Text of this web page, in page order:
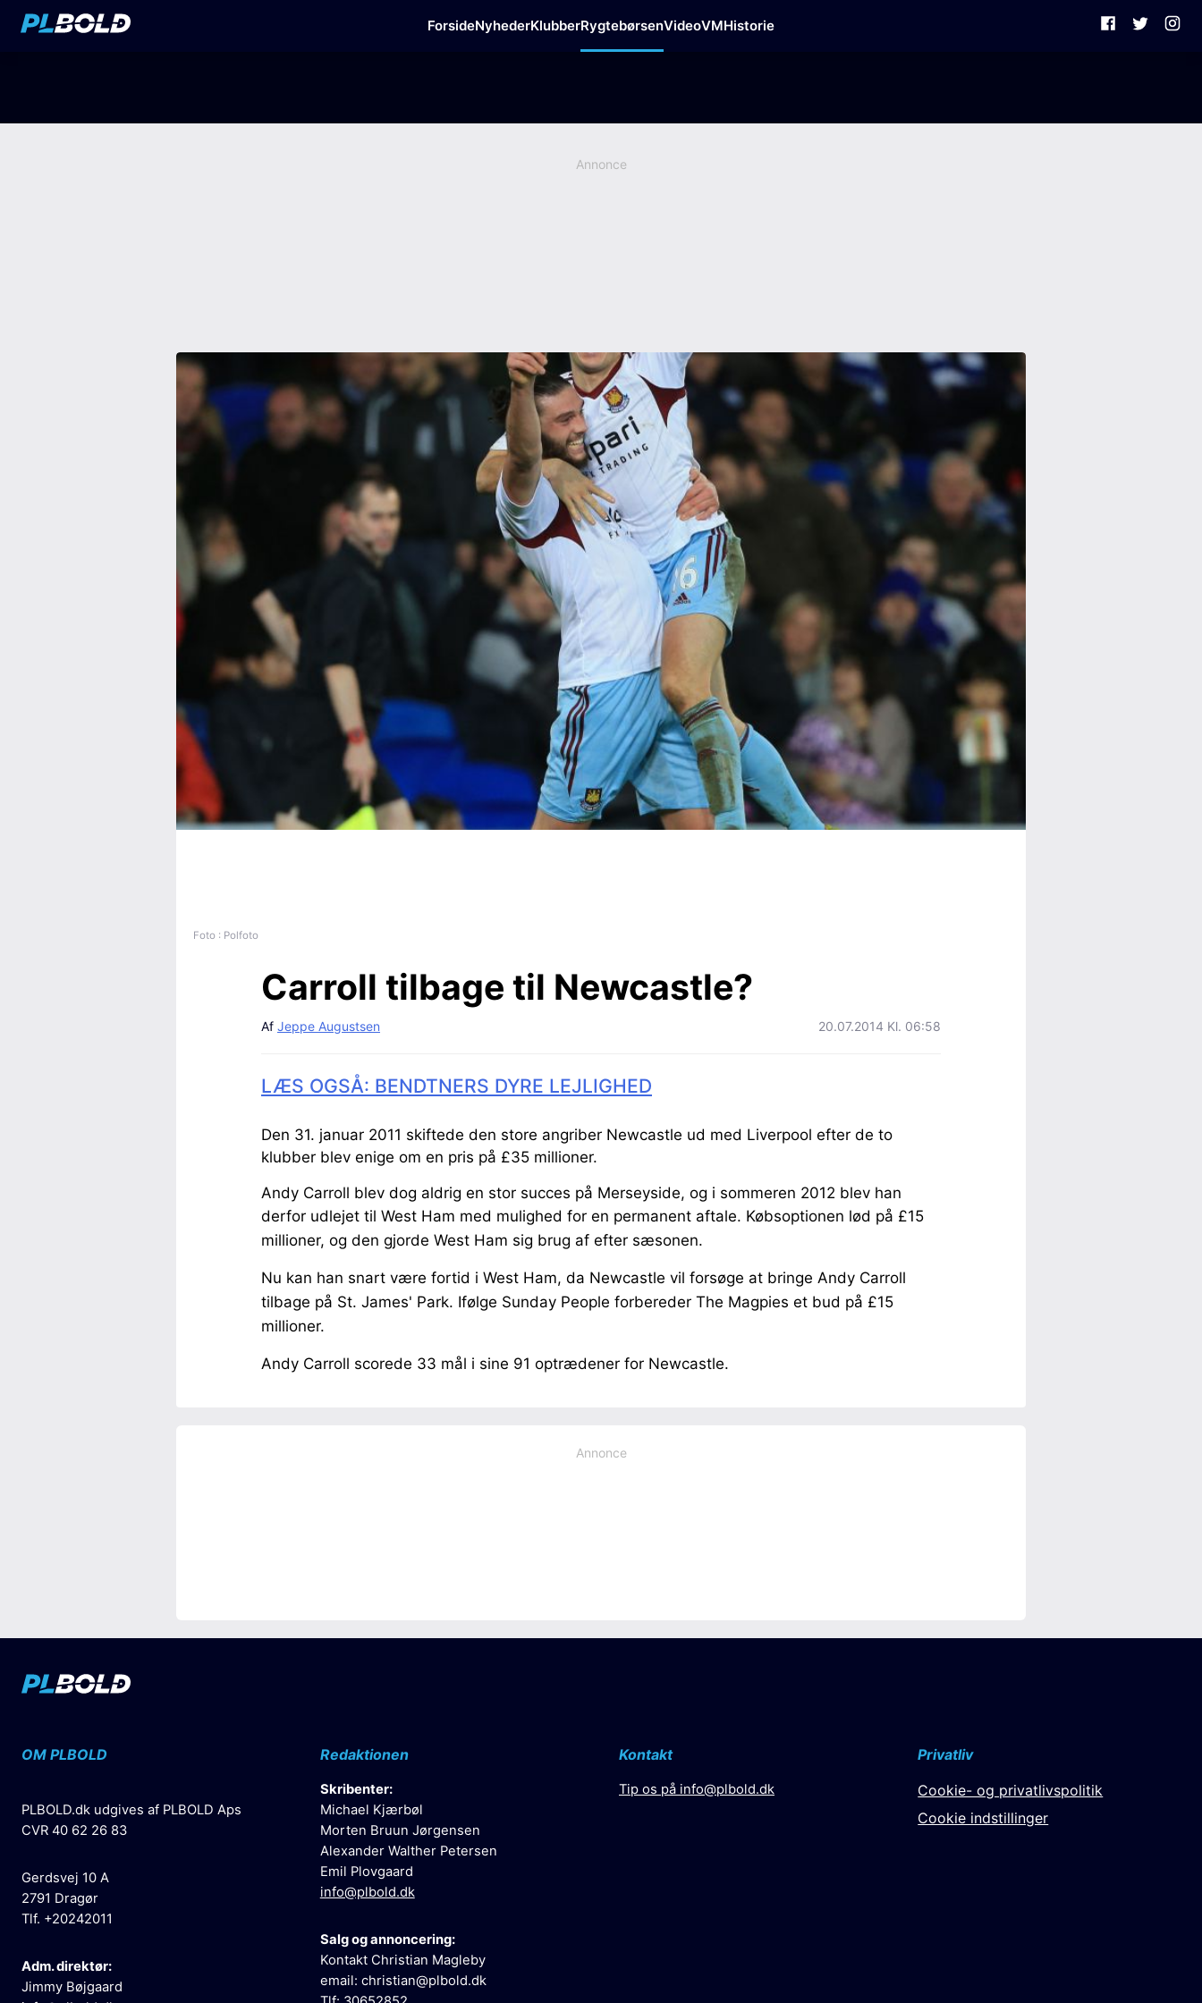
ForsideNyhederKlubberRygtebørsenVideoVMHistorie
Annonce
Foto : Polfoto
Carroll tilbage til Newcastle?
Af Jeppe Augustsen 20.07.2014 Kl. 06:58
LÆS OGSÅ: BENDTNERS DYRE LEJLIGHED
Den 31. januar 2011 skiftede den store angriber Newcastle ud med Liverpool efter de to
klubber blev enige om en pris på £35 millioner.
Andy Carroll blev dog aldrig en stor succes på Merseyside, og i sommeren 2012 blev han
derfor udlejet til West Ham med mulighed for en permanent aftale. Købsoptionen lød på £15
millioner, og den gjorde West Ham sig brug af efter sæsonen.
Nu kan han snart være fortid i West Ham, da Newcastle vil forsøge at bringe Andy Carroll
tilbage på St. James' Park. Ifølge Sunday People forbereder The Magpies et bud på £15
millioner.
Andy Carroll scorede 33 mål i sine 91 optrædener for Newcastle.
Annonce
OM PLBOLD
PLBOLD.dk udgives af PLBOLD Aps
CVR 40 62 26 83
Gerdsvej 10 A
2791 Dragør
Tlf. +20242011
Adm. direktør:
Jimmy Bøjgaard
Redaktionen
Skribenter:
Michael Kjærbøl
Morten Bruun Jørgensen
Alexander Walther Petersen
Emil Plovgaard
info@plbold.dk
Salg og annoncering:
Kontakt Christian Magleby
email: christian@plbold.dk
Kontakt
Tip os på info@plbold.dk
Privatliv
Cookie- og privatlivspolitik
Cookie indstillinger